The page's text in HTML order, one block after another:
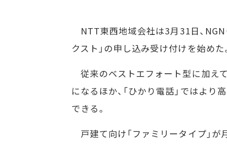
NTT東西地域会社は3月31日、NGN
クスト」の申し込み受け付けを始めた
従来のベストエフォート型に加え
になるほか、「ひかり電話」ではよ
できる。
戸建て向け「ファミリータイプ」が